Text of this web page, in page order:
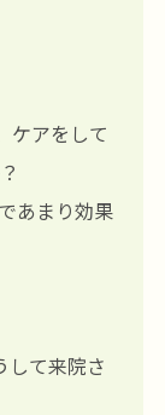
ケアをして
あまり効果
して来院さ